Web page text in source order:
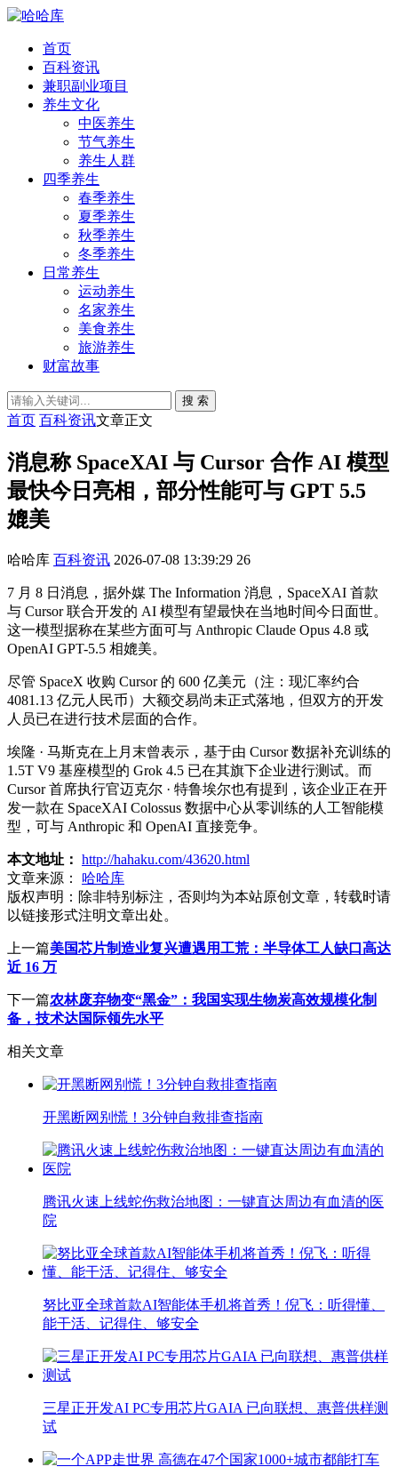
首页
百科资讯
兼职副业项目
养生文化
中医养生
节气养生
养生人群
四季养生
春季养生
夏季养生
秋季养生
冬季养生
日常养生
运动养生
名家养生
美食养生
旅游养生
财富故事
搜 索
首页 百科资讯文章正文
消息称 SpaceXAI 与 Cursor 合作 AI 模型
最快今日亮相，部分性能可与 GPT 5.5
媲美
哈哈库 百科资讯 2026-07-08 13:39:29 26
7 月 8 日消息，据外媒 The Information 消息，SpaceXAI 首款
与 Cursor 联合开发的 AI 模型有望最快在当地时间今日面世。
这一模型据称在某些方面可与 Anthropic Claude Opus 4.8 或
OpenAI GPT-5.5 相媲美。
尽管 SpaceX 收购 Cursor 的 600 亿美元（注：现汇率约合
4081.13 亿元人民币）大额交易尚未正式落地，但双方的开发
人员已在进行技术层面的合作。
埃隆 · 马斯克在上月末曾表示，基于由 Cursor 数据补充训练的
1.5T V9 基座模型的 Grok 4.5 已在其旗下企业进行测试。而
Cursor 首席执行官迈克尔 · 特鲁埃尔也有提到，该企业正在开
发一款在 SpaceXAI Colossus 数据中心从零训练的人工智能模
型，可与 Anthropic 和 OpenAI 直接竞争。
本文地址： http://hahaku.com/43620.html
文章来源：
哈哈库
版权声明： 除非特别标注，否则均为本站原创文章，转载时请
以链接形式注明文章出处。
上一篇美国芯片制造业复兴遭遇用工荒：半导体工人缺口高达
近 16 万
下一篇农林废弃物变“黑金”：我国实现生物炭高效规模化制
备，技术达国际领先水平
相关文章
开黑断网别慌！3分钟自救排查指南
腾讯火速上线蛇伤救治地图：一键直达周边有血清的医
院
努比亚全球首款AI智能体手机将首秀！倪飞：听得懂、
能干活、记得住、够安全
三星正开发AI PC专用芯片GAIA 已向联想、惠普供样测
试